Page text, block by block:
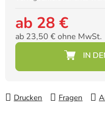
ab 28 €
ab 23,50 €ohne MwSt.
Drucken Fragen